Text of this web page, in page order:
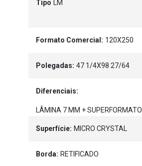
Tipo LM
Formato Comercial: 120X250
Polegadas: 47 1/4X98 27/64
Diferenciais:
LÂMINA 7 MM + SUPERFORMATO
Superfície: MICRO CRYSTAL
Borda: RETIFICADO